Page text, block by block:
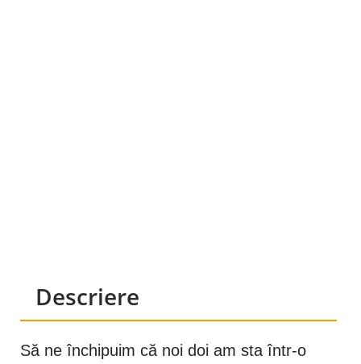
Descriere
Să ne închipuim că noi doi am sta într-o